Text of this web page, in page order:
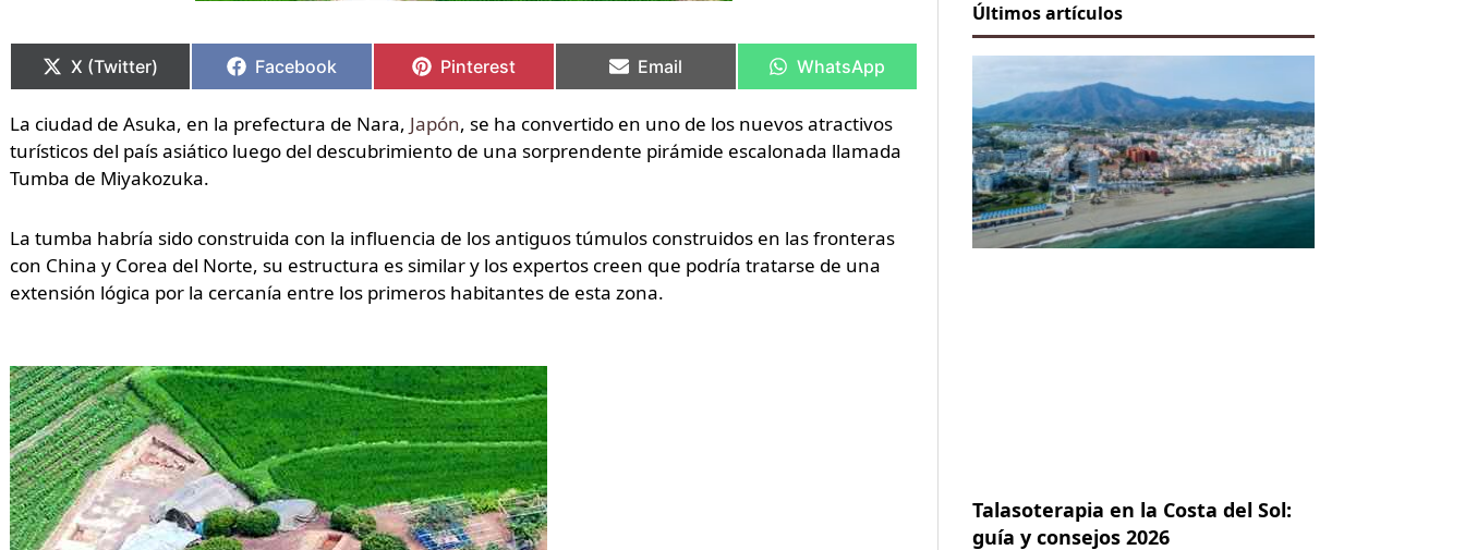
en
X (Twitter)
en
Facebook
en
Pinterest
en
Email
en
WhatsApp
La ciudad de Asuka, en la prefectura de Nara, Japón, se ha convertido en uno de los nuevos atractivos
turísticos del país asiático luego del descubrimiento de una sorprendente pirámide escalonada llamada
Tumba de Miyakozuka.
La tumba habría sido construida con la influencia de los antiguos túmulos construidos en las fronteras
con China y Corea del Norte, su estructura es similar y los expertos creen que podría tratarse de una
extensión lógica por la cercanía entre los primeros habitantes de esta zona.
en
en
en
en
en
Últimos artículos
Talasoterapia en la Costa del Sol:
guía y consejos 2026